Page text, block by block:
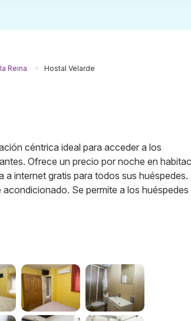
Reina Hostal Velarde
céntrica ideal para acceder a los
Ofrece un precio por noche en
a internet gratis para todos sus huéspedes.
Se permite a los huéspedes